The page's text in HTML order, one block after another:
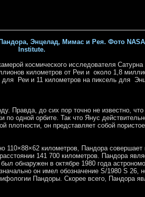
Энцелад, Мимас и Рея. Фото
Institute.
космического исследователя
километров от Реи и около 1,8
для Реи и 11 километров на пиксель для
Правда, до сих пор точно не известно,
одной орбите. Так что Янус
плотности, он представляет собой
километров, Пандора совершает
141 700 километров. Пандора
обнаружен в октябре 1980 года
он имел обозначение S/1980 S 26,
Пандоры. Скорее всего, Пандора